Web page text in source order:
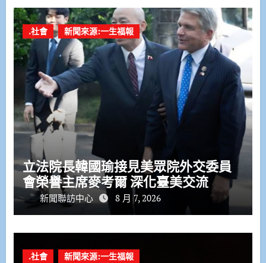
.社會 新聞來源:一生福報
立法院長韓國瑜接見美眾院外交委員
會榮譽主席麥考爾 深化臺美交流
新聞聯訪中心 8 月 7, 2026
.社會 新聞來源:一生福報